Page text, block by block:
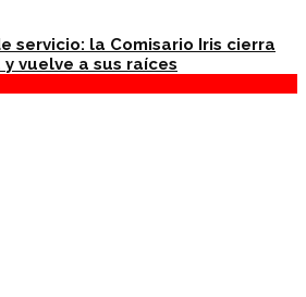
servicio: la Comisario Iris cierra
vuelve a sus raíces